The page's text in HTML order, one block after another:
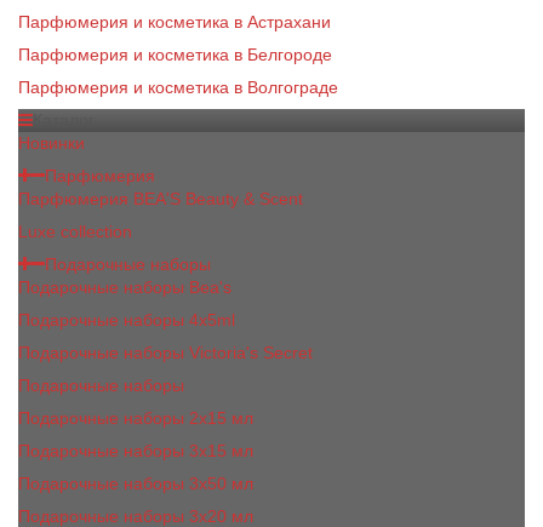
Парфюмерия и косметика в Астрахани
Парфюмерия и косметика в Белгороде
Парфюмерия и косметика в Волгограде
Новинки
Парфюмерия
Парфюмерия BEA'S Beauty & Scent
Luxe collection
Подарочные наборы
Подарочные наборы Bea's
Подарочные наборы 4х5ml
Подарочные наборы Victoria's Secret
Подарочные наборы
Подарочные наборы 2x15 мл
Подарочные наборы 3х15 мл
Подарочные наборы 3x50 мл
Подарочные наборы 3x20 мл